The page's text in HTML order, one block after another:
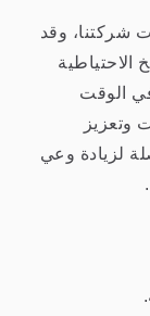
شركتنا، وقد
الاحتياطية
الوقت
وتعزيز
لزيادة وعي